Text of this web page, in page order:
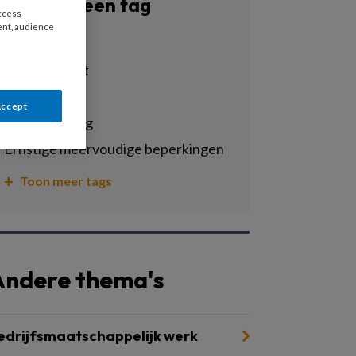
Filter op een tag
arbeidsmarkt
autonomie
dagbesteding
ernstige meervoudige beperkingen
Toon meer tags
thema's
werk
audience